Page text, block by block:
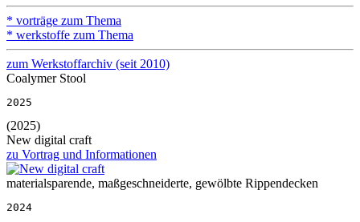
* vorträge zum Thema
* werkstoffe zum Thema
zum Werkstoffarchiv (seit 2010)
Coalymer Stool
2025
(2025)
New digital craft
zu Vortrag und Informationen
materialsparende, maßgeschneiderte, gewölbte Rippendecken
2024